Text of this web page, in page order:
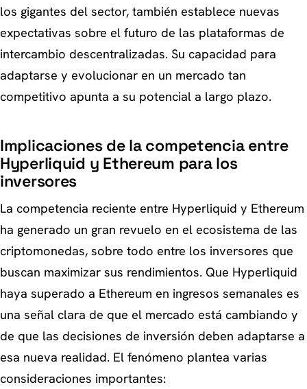
los gigantes del sector, también establece nuevas
expectativas sobre el futuro de las plataformas de
intercambio descentralizadas. Su capacidad para
adaptarse y evolucionar en un mercado tan
competitivo apunta a su potencial a largo plazo.
Implicaciones de la competencia entre
Hyperliquid y Ethereum para los
inversores
La competencia reciente entre Hyperliquid y Ethereum
ha generado un gran revuelo en el ecosistema de las
criptomonedas, sobre todo entre los inversores que
buscan maximizar sus rendimientos. Que Hyperliquid
haya superado a Ethereum en ingresos semanales es
una señal clara de que el mercado está cambiando y
de que las decisiones de inversión deben adaptarse a
esa nueva realidad. El fenómeno plantea varias
consideraciones importantes: